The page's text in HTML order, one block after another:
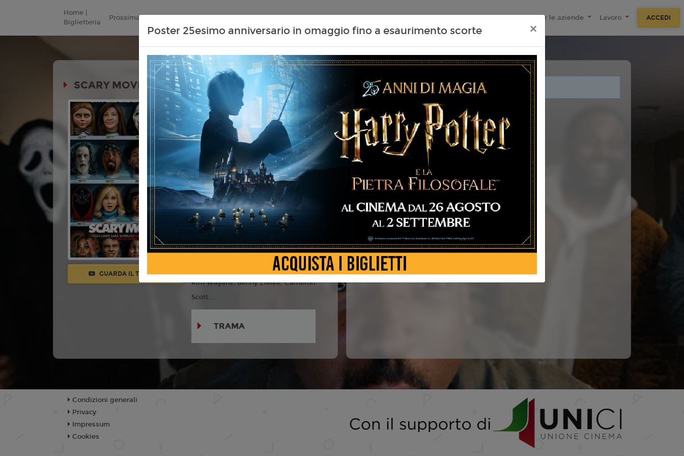
Home |
Biglietteria
Prossimamente Listino Prezzi Contenuti Extra Proiezioni Scolastiche Eventi Passati Tecnologie F.A.Q Per le aziende Lavoro ACCEDI
SCARY MOVIE 6
GUARDA IL TRAILER
Durata: 96 min
Genere: Commedia, Horror
Lingua:Italiano
Età10+
Regia:Michael Tiddes
Anno:2026
Wayans, Anna Faris, Regina Hall,
Damon Wayans Jr., Gregg Wayans,
Kim Wayans, Benny Zielke, Cameron
Scott...
TRAMA
Non ci sono spettacoli legati a questo evento.
Poster 25esimo anniversario in omaggio fino a esaurimento scorte ×
Condizioni generali
Privacy
Impressum
Cookies